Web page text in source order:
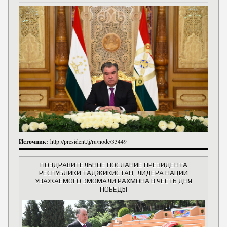
Источник: http://president.tj/ru/node/33449
ПОЗДРАВИТЕЛЬНОЕ ПОСЛАНИЕ ПРЕЗИДЕНТА
РЕСПУБЛИКИ ТАДЖИКИСТАН, ЛИДЕРА НАЦИИ
УВАЖАЕМОГО ЭМОМАЛИ РАХМОНА В ЧЕСТЬ ДНЯ
ПОБЕДЫ